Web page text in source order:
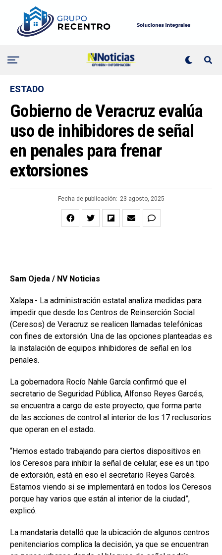
ESTADO
Gobierno de Veracruz evalúa
uso de inhibidores de señal
en penales para frenar
extorsiones
Fecha de publicación: 23 agosto, 2025
Sam Ojeda / NV Noticias
Xalapa.- La administración estatal analiza medidas para
impedir que desde los Centros de Reinserción Social
(Ceresos) de Veracruz se realicen llamadas telefónicas
con fines de extorsión. Una de las opciones planteadas es
la instalación de equipos inhibidores de señal en los
penales.
La gobernadora Rocío Nahle García confirmó que el
secretario de Seguridad Pública, Alfonso Reyes Garcés,
se encuentra a cargo de este proyecto, que forma parte
de las acciones de control al interior de los 17 reclusorios
que operan en el estado.
“Hemos estado trabajando para ciertos dispositivos en
los Ceresos para inhibir la señal de celular, ese es un tipo
de extorsión, está en eso el secretario Reyes Garcés.
Estamos viendo si se implementará en todos los Ceresos
porque hay varios que están al interior de la ciudad”,
explicó.
La mandataria detalló que la ubicación de algunos centros
penitenciarios complica la decisión, ya que se encuentran